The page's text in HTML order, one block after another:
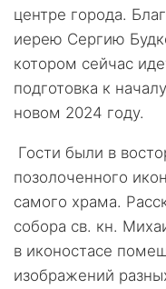
центре города.
иерею Сергию
котором сейчас
подготовка к
новом 2024 году.
Гости были в
позолоченного
самого храма.
собора св. кн.
в иконостасе
изображений